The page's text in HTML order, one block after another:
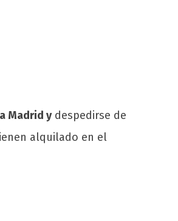
Madrid ydespedirse de
alquilado en el